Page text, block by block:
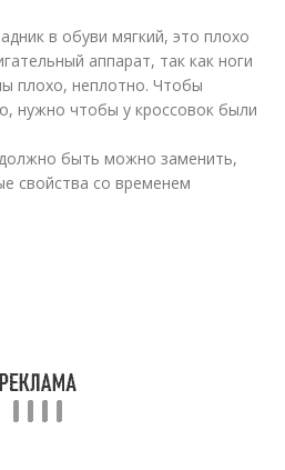
в обуви мягкий, это плохо
аппарат, так как ноги
плохо, неплотно. Чтобы
нужно чтобы у кроссовок были
быть можно заменить,
свойства со временем